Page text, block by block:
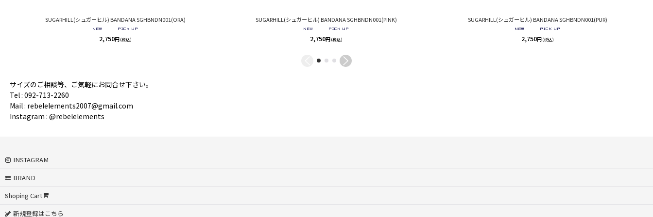
SUGARHILL(シュガーヒル) BANDANA SGHBNDN001(ORA)
2,750円(税込)
SUGARHILL(シュガーヒル) BANDANA SGHBNDN001(PINK)
2,750円(税込)
SUGARHILL(シュガーヒル) BANDANA SGHBNDN001(PUR)
2,750円(税込)
サイズのご相談等、ご気軽にお問合せ下さい。
Tel : 092-713-2260
Mail : rebelelements2007@gmail.com
Instagram : @rebelelements
INSTAGRAM
BRAND
Shoping Cart
新規登録はこちら